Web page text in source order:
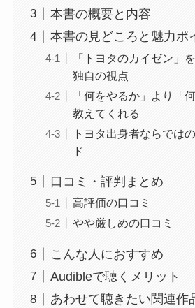
本書の概要と内容
本書の見どころと魅力ポ
「トヨタのカイゼン」
独自の視点
「何をやるか」より「
教えてくれる
トヨタ出身者ならでは
ド
口コミ・評判まとめ
高評価の口コミ
やや厳しめの口コミ
こんな人におすすめ
Audibleで聴くメリット
あわせて聴きたい関連作